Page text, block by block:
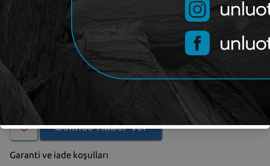
KRAFTVOLL-AMORTISOR-AV
Yorum (
Gelince Haber Ver
Garanti ve iade koşulları